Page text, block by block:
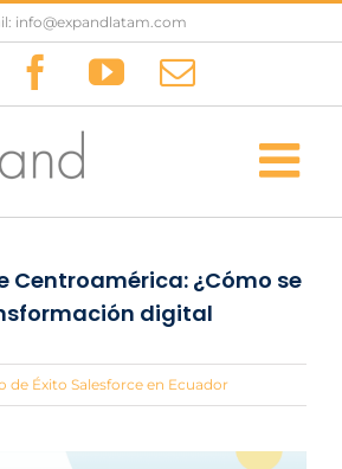
info@expandlatam.com
Facebook
YouTubeCorreo
Centroamérica: ¿Cómo se
digital
de Éxito Salesforce en Ecuador